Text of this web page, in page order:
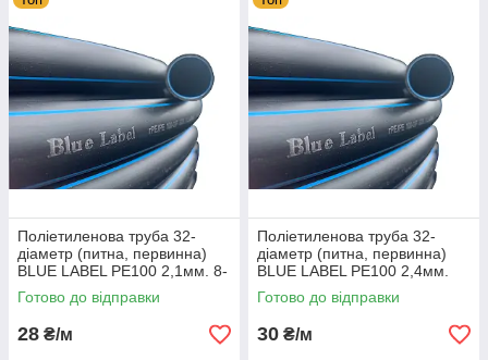
Поліетиленова труба 32-
діаметр (питна, первинна)
BLUE LABEL PE100 2,1мм. 8-
атм.
Готово до відправки
28 ₴/м
Поліетиленова труба 32-
діаметр (питна, первинна)
BLUE LABEL PE100 2,4мм.
12-атм.
Готово до відправки
30 ₴/м